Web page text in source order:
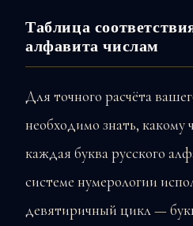
Таблица
алфавита числам
Для точного расчёта
необходимо знать, какому
каждая буква русского
системе нумерологии
девятиричный цикл —